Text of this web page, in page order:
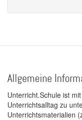
Allgemeine
Unterricht.Schule ist
Unterrichtsalltag zu
Unterrichtsmaterialien